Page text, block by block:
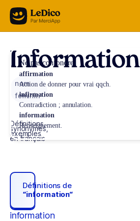
Aller au contenu
Information
nom
féminin
Définitions,
synonymes,
exemples
en français
Définitions de
“information“
information
Ne pas confondre
affirmation
Action de donner pour vrai qqch.
infirmation
Contradiction ; annulation.
information
Renseignement.